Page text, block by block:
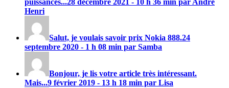
puissances...28 décembre 2021 - 10 h 36 min par André
Henri
Salut, je voulais savoir prix Nokia 888.24
septembre 2020 - 1 h 08 min par Samba
Bonjour, je lis votre article très intéressant.
Mais...9 février 2019 - 13 h 18 min par Lisa